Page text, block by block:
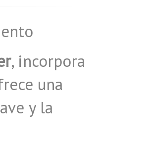
, incorpora
una
y la